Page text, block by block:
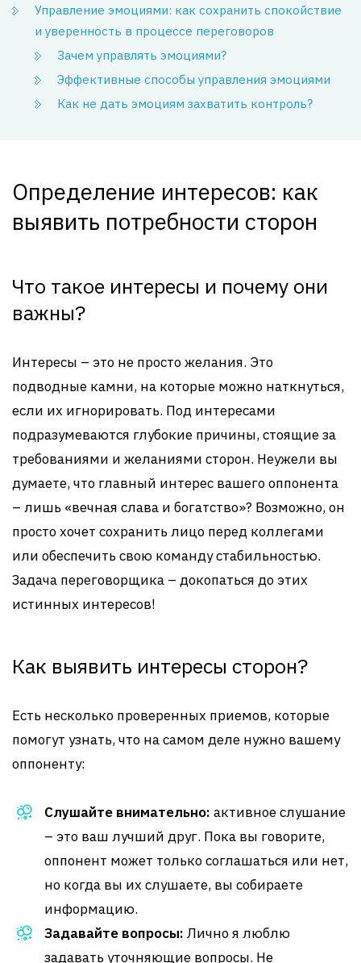
Управление эмоциями: как сохранить спокойствие
и уверенность в процессе переговоров
Зачем управлять эмоциями?
Эффективные способы управления эмоциями
Как не дать эмоциям захватить контроль?
Определение интересов: как
выявить потребности сторон
Что такое интересы и почему они
важны?
Интересы – это не просто желания. Это
подводные камни, на которые можно наткнуться,
если их игнорировать. Под интересами
подразумеваются глубокие причины, стоящие за
требованиями и желаниями сторон. Неужели вы
думаете, что главный интерес вашего оппонента
– лишь «вечная слава и богатство»? Возможно, он
просто хочет сохранить лицо перед коллегами
или обеспечить свою команду стабильностью.
Задача переговорщика – докопаться до этих
истинных интересов!
Как выявить интересы сторон?
Есть несколько проверенных приемов, которые
помогут узнать, что на самом деле нужно вашему
оппоненту:
Слушайте внимательно: активное слушание
– это ваш лучший друг. Пока вы говорите,
оппонент может только соглашаться или нет,
но когда вы их слушаете, вы собираете
информацию.
Задавайте вопросы: Лично я люблю
задавать уточняющие вопросы. Не